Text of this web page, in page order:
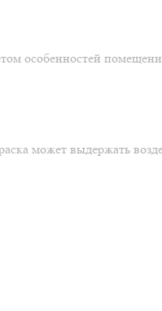
особенностей
может выдержать